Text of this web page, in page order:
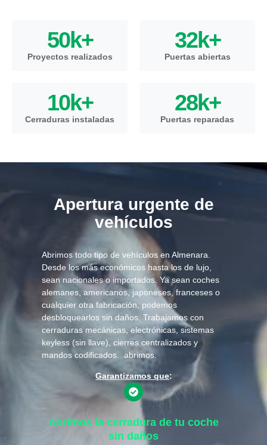
Proyectos realizados
50k+
Puertas abiertas
32k+
Cerraduras instaladas
10k+
Puertas reparadas
28k+
Apertura urgente de
vehículos
Abrimos todo tipo de vehículos en Almenara.
Desde los más económicos hasta los de lujo,
sean nacionales o importados. Ya sean coches
alemanes, americanos, japoneses, franceses o
cualquier otra fabricación, podemos
desbloquearlos sin daños. Trabajamos con
cerraduras mecánicas, electrónicas, sistemas
keyless (sin llave), cierres centralizados y
mandos codificados. abrimos.
Garantizamos que:
Abrimos la cerradura de tu coche
sin daños